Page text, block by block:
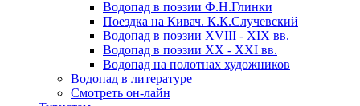
Водопад в поэзии Ф.Н.Глинки
Поездка на Кивач. К.К.Случевский
Водопад в поэзии XVIII - XIX вв.
Водопад в поэзии XX - XXI вв.
Водопад на полотнах художников
Водопад в литературе
Смотреть он-лайн